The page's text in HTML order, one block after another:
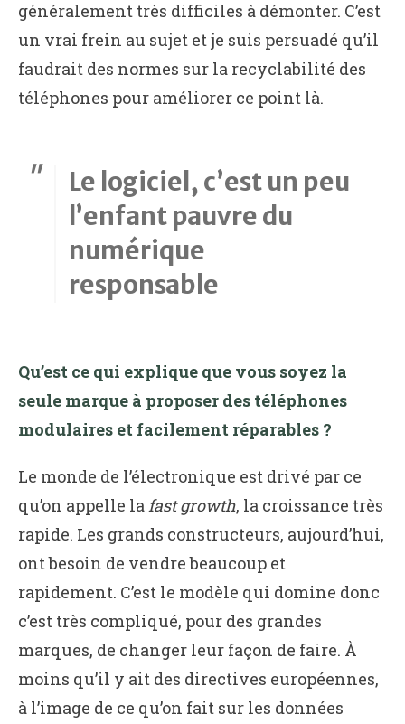
généralement très difficiles à démonter. C’est
un vrai frein au sujet et je suis persuadé qu’il
faudrait des normes sur la recyclabilité des
téléphones pour améliorer ce point là.
Le logiciel, c’est un peu
l’enfant pauvre du
numérique
responsable
Qu’est ce qui explique que vous soyez la
seule marque à proposer des téléphones
modulaires et facilement réparables ?
Le monde de l’électronique est drivé par ce
qu’on appelle la fast growth, la croissance très
rapide. Les grands constructeurs, aujourd’hui,
ont besoin de vendre beaucoup et
rapidement. C’est le modèle qui domine donc
c’est très compliqué, pour des grandes
marques, de changer leur façon de faire. À
moins qu’il y ait des directives européennes,
à l’image de ce qu’on fait sur les données